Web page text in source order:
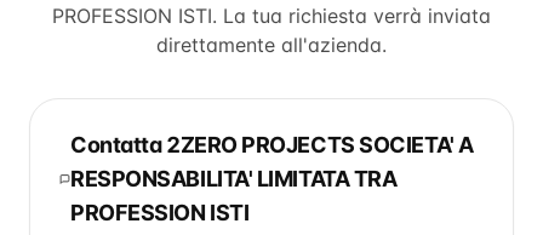
PROFESSION ISTI. La tua richiesta verrà inviata
direttamente all'azienda.
Contatta2ZERO PROJECTS SOCIETA' A
RESPONSABILITA' LIMITATA TRA
PROFESSION ISTI